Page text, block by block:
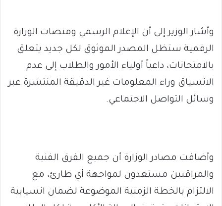
وأشار الوزير إلى أن الإعلام الرسمي ومنصات الوزارة
الرقمية ستظل المصدر الموثوق لكل جديد يتعلق
بالامتحانات، داعياً أولياء الأمور والطلاب إلى عدم
الانسياق وراء المعلومات غير الدقيقة المنتشرة عبر
وسائل التواصل الاجتماعي.
وأضافت مصادر الوزارة أن جميع الفرق الفنية
والمراقبين مستعدون لمواجهة أي طارئ، مع
الالتزام بالخطة الزمنية الموضوعة لضمان انسيابية